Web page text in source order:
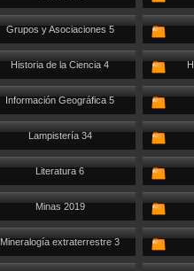
Grupos y Asociaciones 5
Historia de la Ciencia 4
Información Geográfica 5
Lampistería 34
Literatura 6
Minas 2019
Mineralogía extraterrestre 3